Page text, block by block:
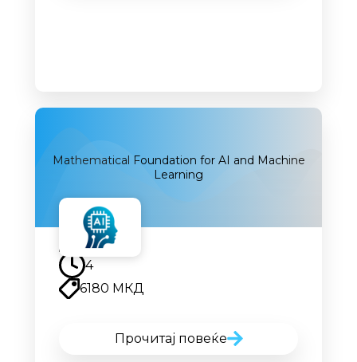
Mathematical Foundation for AI and Мachine
Learning
Наскоро
4
6180 МКД
Прочитај повеќе